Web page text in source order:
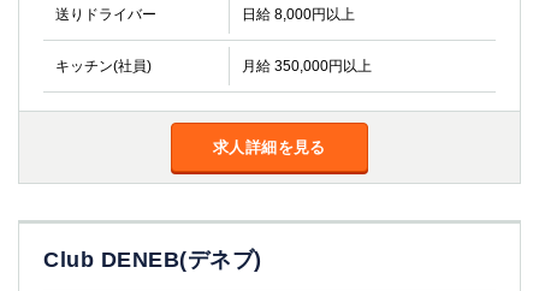
送りドライバー 日給 8,000円以上
キッチン(社員) 月給 350,000円以上
求人詳細を見る
Club DENEB(デネブ)
大泉学園
下赤塚
竹ノ塚
三鷹
亀戸
水道橋
幡ヶ谷
市川
西麻布
五井